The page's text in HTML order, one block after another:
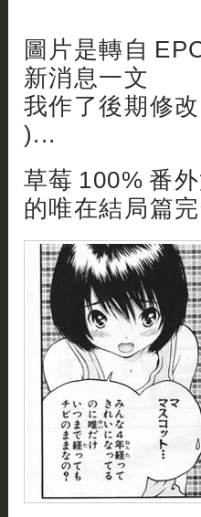
圖片是轉自
新消息一文
我作了後期修
)...
草莓 100% 番
的唯在結局篇